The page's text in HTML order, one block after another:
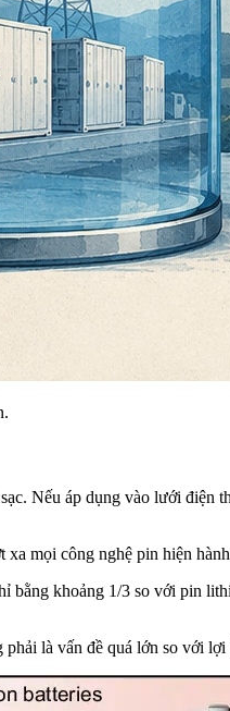
Nếu áp dụng vào lưới điện
mọi công nghệ pin hiện
bằng khoảng 1/3 so với pin
là vấn đề quá lớn so với